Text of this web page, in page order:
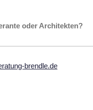
oder Architekten?
brendle.de